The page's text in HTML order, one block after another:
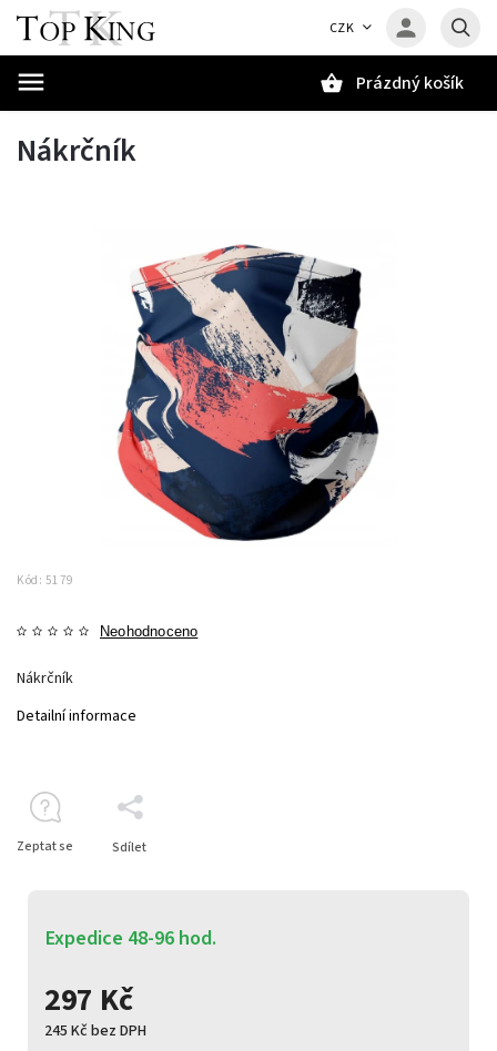
CZK
Prázdný košík
Nákrčník
Kód: 5179
Neohodnoceno
297 Kč
245 Kč bez DPH
Expedice 48-96 hod.
Nákrčník
Detailní informace
Zeptat se Sdílet